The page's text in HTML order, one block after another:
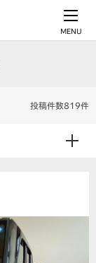
MENU
投稿件数819件